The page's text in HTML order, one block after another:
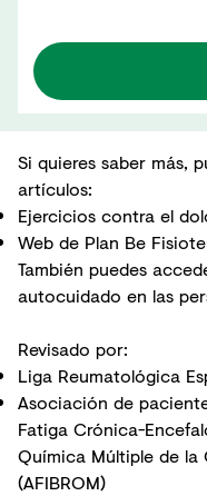
Si quieres saber más,
artículos:
Ejercicios contra el
Web de Plan Be
También puedes
autocuidado en las
Revisado por:
Liga Reumatológica
Asociación de
Fatiga Crónica-
Química Múltiple de la
(AFIBROM)